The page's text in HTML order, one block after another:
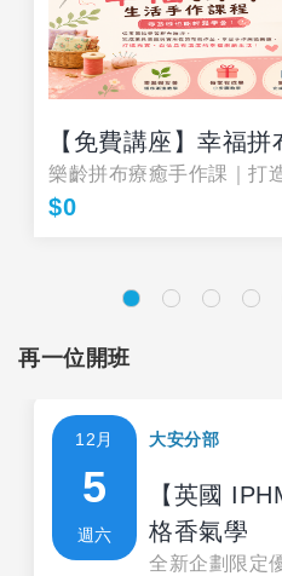
【免費講座】幸福
樂齡拼布療癒手作課｜打
$0
再一位開班
12月
5
週六
大安分部
【英國
格香氣學
全新企劃限定